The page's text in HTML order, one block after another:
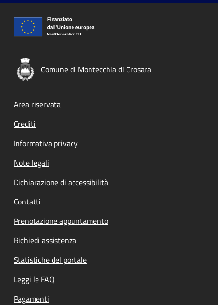
Comune di Montecchia di Crosara
Footer menu
Area riservata
Crediti
Informativa privacy
Note legali
Dichiarazione di accessibilità
Contatti
Prenotazione appuntamento
Richiedi assistenza
Statistiche del portale
Leggi le FAQ
Pagamenti